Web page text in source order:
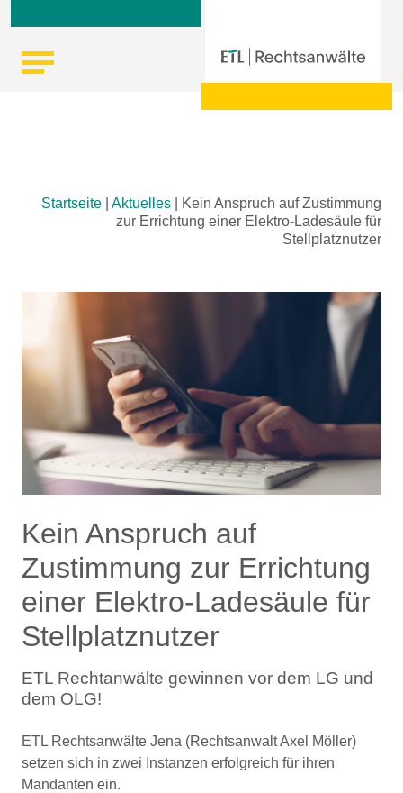
Startseite Aktuelles
Kein Anspruch auf Zustimmung
zur Errichtung einer Elektro-Ladesäule für
Stellplatznutzer
Kein Anspruch auf
Zustimmung zur Errichtung
einer Elektro-Ladesäule für
Stellplatznutzer
ETL Rechtanwälte gewinnen vor dem LG und
dem OLG!
ETL Rechtsanwälte Jena (Rechtsanwalt Axel Möller)
setzen sich in zwei Instanzen erfolgreich für ihren
Mandanten ein.